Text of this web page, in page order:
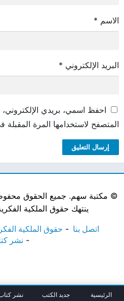
الاسم *
البريد الإلكتروني *
احفظ اسمي، بريدي الإلكتروني،
المتصفح لاستخدامها المرة المقبلة
© مكتبة سهم. جميع الحقوق
ينتهك حقوق الملكية
اتصل بنا حقوق الملكية
نشر
الرئيسية جديد الكتب نشر